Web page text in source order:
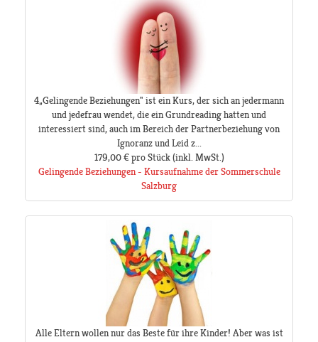
4„Gelingende Beziehungen" ist ein Kurs, der sich an jedermann
und jedefrau wendet, die ein Grundreading hatten und
interessiert sind, auch im Bereich der Partnerbeziehung von
Ignoranz und Leid z...
179,00 € pro Stück(inkl. MwSt.)
Gelingende Beziehungen - Kursaufnahme der Sommerschule
Salzburg
Alle Eltern wollen nur das Beste für ihre Kinder! Aber was ist